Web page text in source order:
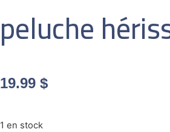
peluche
19.99 $
1 en stock